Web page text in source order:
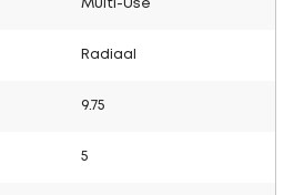
Multi-Use
Radiaal
9.75
5